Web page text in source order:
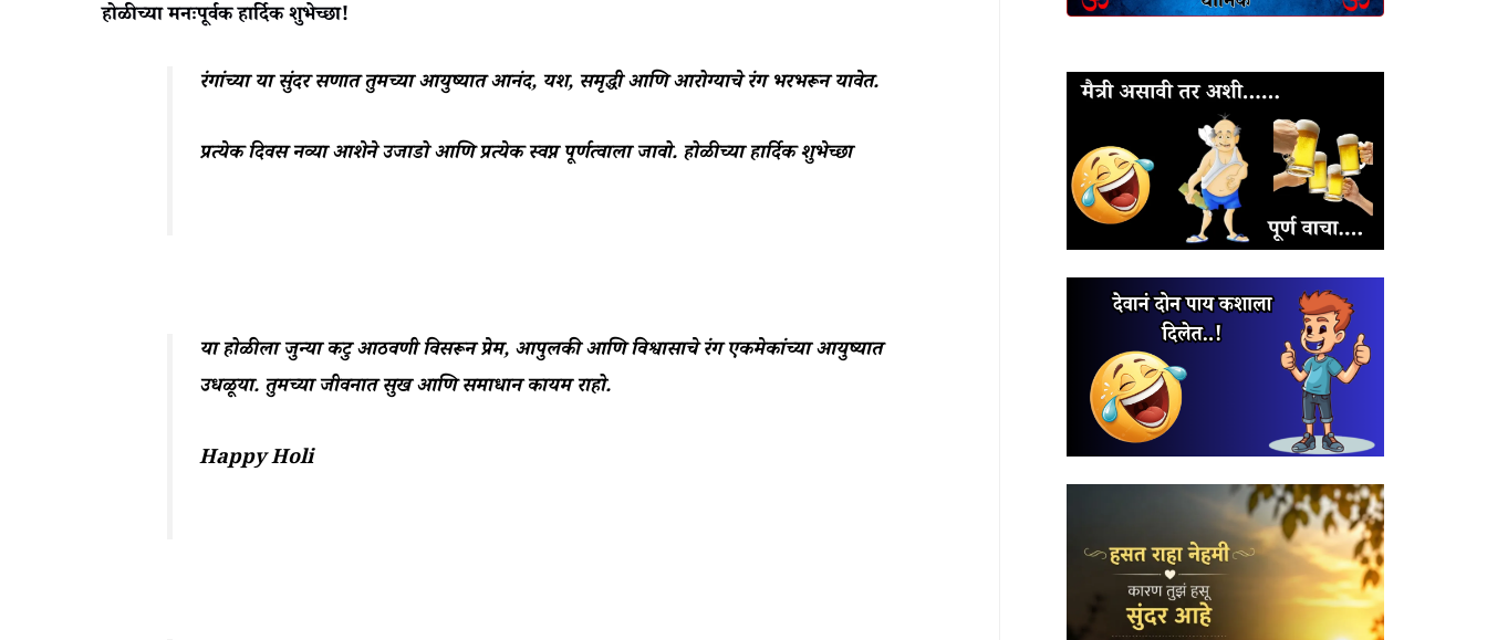
होळीच्या मनःपूर्वक हार्दिक शुभेच्छा!
रंगांच्या या सुंदर सणात तुमच्या आयुष्यात आनंद, यश, समृद्धी आणि आरोग्याचे रंग भरभरून यावेत.
प्रत्येक दिवस नव्या आशेने उजाडो आणि प्रत्येक स्वप्न पूर्णत्वाला जावो. होळीच्या हार्दिक शुभेच्छा
या होळीला जुन्या कटु आठवणी विसरून प्रेम, आपुलकी आणि विश्वासाचे रंग एकमेकांच्या आयुष्यात
उधळूया. तुमच्या जीवनात सुख आणि समाधान कायम राहो.
Happy Holi